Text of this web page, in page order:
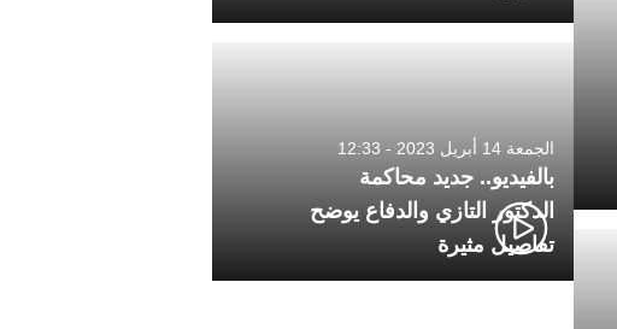
الجمعة 14 أبريل 2023 - 12:33
بالفيديو.. جديد محاكمة
الدكتور التازي والدفاع يوضح
تفاصيل مثيرة